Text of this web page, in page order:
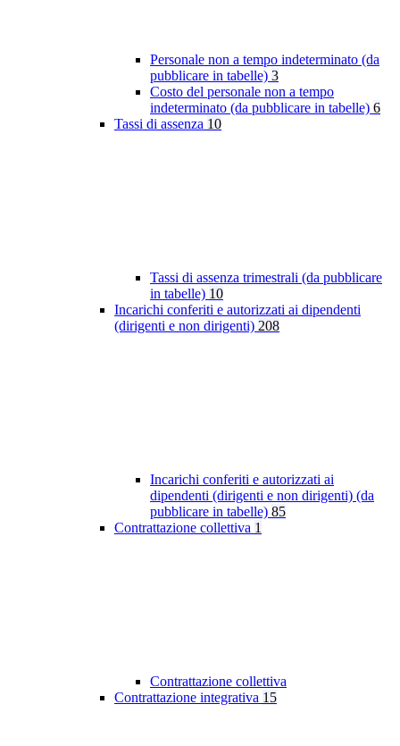
Personale non a tempo indeterminato (da
pubblicare in tabelle) 3
Costo del personale non a tempo
indeterminato (da pubblicare in tabelle) 6
Tassi di assenza 10
Tassi di assenza trimestrali (da pubblicare
in tabelle) 10
Incarichi conferiti e autorizzati ai dipendenti
(dirigenti e non dirigenti) 208
Incarichi conferiti e autorizzati ai
dipendenti (dirigenti e non dirigenti) (da
pubblicare in tabelle) 85
Contrattazione collettiva 1
Contrattazione collettiva
Contrattazione integrativa 15